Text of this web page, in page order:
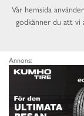
Annons:
Vår hemsida
godkänner du att vi